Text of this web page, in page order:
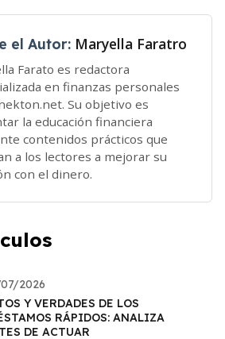
el Autor: Maryella Faratro
Farato es redactora
en finanzas personales
Su objetivo es
la educación financiera
contenidos prácticos que
a los lectores a mejorar su
con el dinero.
2026
Y VERDADES DE LOS
RÁPIDOS: ANALIZA
DE ACTUAR